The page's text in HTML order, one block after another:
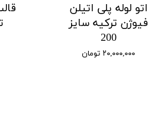
اتو لوله پلی اتیلن
فیوژن ترکیه سایز
200
۲۰,۰۰۰,۰۰۰ تومان